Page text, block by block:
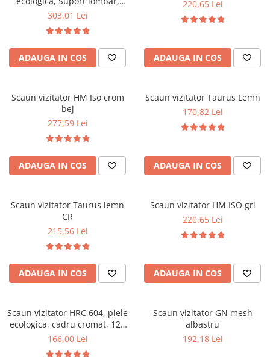
Set mese si scaune gradinita
Mobilier copii
Mobila camera copii
Scaune birou pentru copii
Paturi copii
Masa si scaune gradinita
Seturi comode living si dormitor
Sarcina max 120 kg, Negru
303,01 Lei
ADAUGA IN COS
220,65 Lei
ADAUGA IN COS
Scaun vizitator HM Iso crom
bej
277,59 Lei
ADAUGA IN COS
Scaun vizitator Taurus Lemn
170,82 Lei
ADAUGA IN COS
Scaun vizitator Taurus lemn
CR
215,56 Lei
ADAUGA IN COS
Scaun vizitator HM ISO gri
220,65 Lei
ADAUGA IN COS
Scaun vizitator HRC 604, piele
ecologica, cadru cromat, 120
kg
166,00 Lei
Scaun vizitator GN mesh
albastru
192,18 Lei